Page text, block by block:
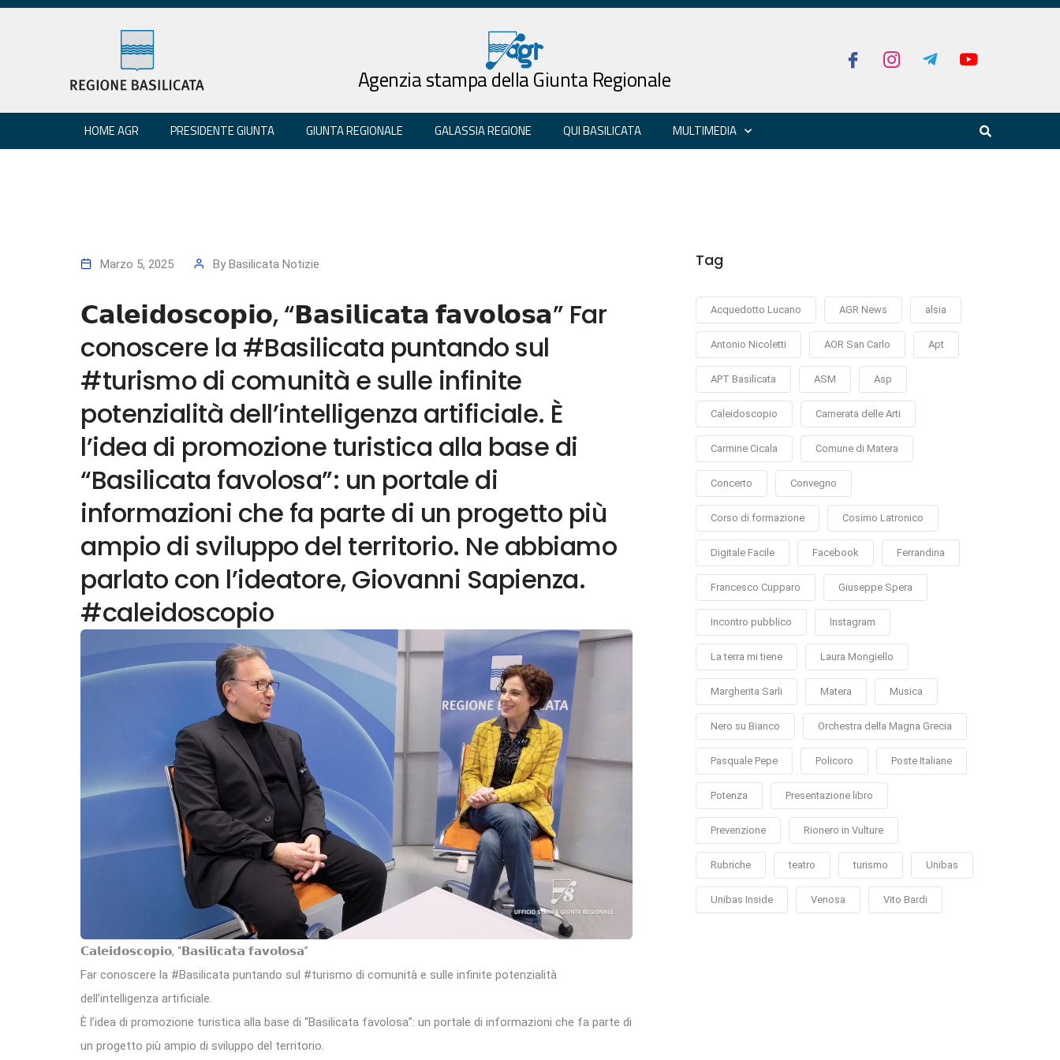
Agenzia stampa della Giunta Regionale
HOME AGR PRESIDENTE GIUNTA GIUNTA REGIONALE GALASSIA REGIONE QUI BASILICATA MULTIMEDIA
Marzo 5, 2025 By Basilicata Notizie
𝗖𝗮𝗹𝗲𝗶𝗱𝗼𝘀𝗰𝗼𝗽𝗶𝗼, “𝗕𝗮𝘀𝗶𝗹𝗶𝗰𝗮𝘁𝗮 𝗳𝗮𝘃𝗼𝗹𝗼𝘀𝗮” Far
conoscere la #Basilicata puntando sul
#turismo di comunità e sulle infinite
potenzialità dell’intelligenza artificiale. È
l’idea di promozione turistica alla base di
“Basilicata favolosa”: un portale di
informazioni che fa parte di un progetto più
ampio di sviluppo del territorio. Ne abbiamo
parlato con l’ideatore, Giovanni Sapienza.
#caleidoscopio
𝗖𝗮𝗹𝗲𝗶𝗱𝗼𝘀𝗰𝗼𝗽𝗶𝗼, “𝗕𝗮𝘀𝗶𝗹𝗶𝗰𝗮𝘁𝗮 𝗳𝗮𝘃𝗼𝗹𝗼𝘀𝗮”
Far conoscere la #Basilicata puntando sul #turismo di comunità e sulle infinite potenzialità
dell’intelligenza artificiale.
È l’idea di promozione turistica alla base di “Basilicata favolosa”: un portale di informazioni che fa parte di
un progetto più ampio di sviluppo del territorio.
Tag
Acquedotto Lucano AGR News alsia
Antonio Nicoletti AOR San Carlo Apt
APT Basilicata ASM Asp
Caleidoscopio Camerata delle Arti
Carmine Cicala Comune di Matera
Concerto Convegno
Corso di formazione Cosimo Latronico
Digitale Facile Facebook Ferrandina
Francesco Cupparo Giuseppe Spera
Incontro pubblico Instagram
La terra mi tiene Laura Mongiello
Margherita Sarli Matera Musica
Nero su Bianco Orchestra della Magna Grecia
Pasquale Pepe Policoro Poste Italiane
Potenza Presentazione libro
Prevenzione Rionero in Vulture
Rubriche teatro turismo Unibas
Unibas Inside Venosa Vito Bardi